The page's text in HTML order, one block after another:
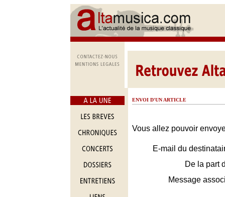
ENVOI D'UN ARTICLE
Vous allez pouvoir
E-mail du
De la part
Message